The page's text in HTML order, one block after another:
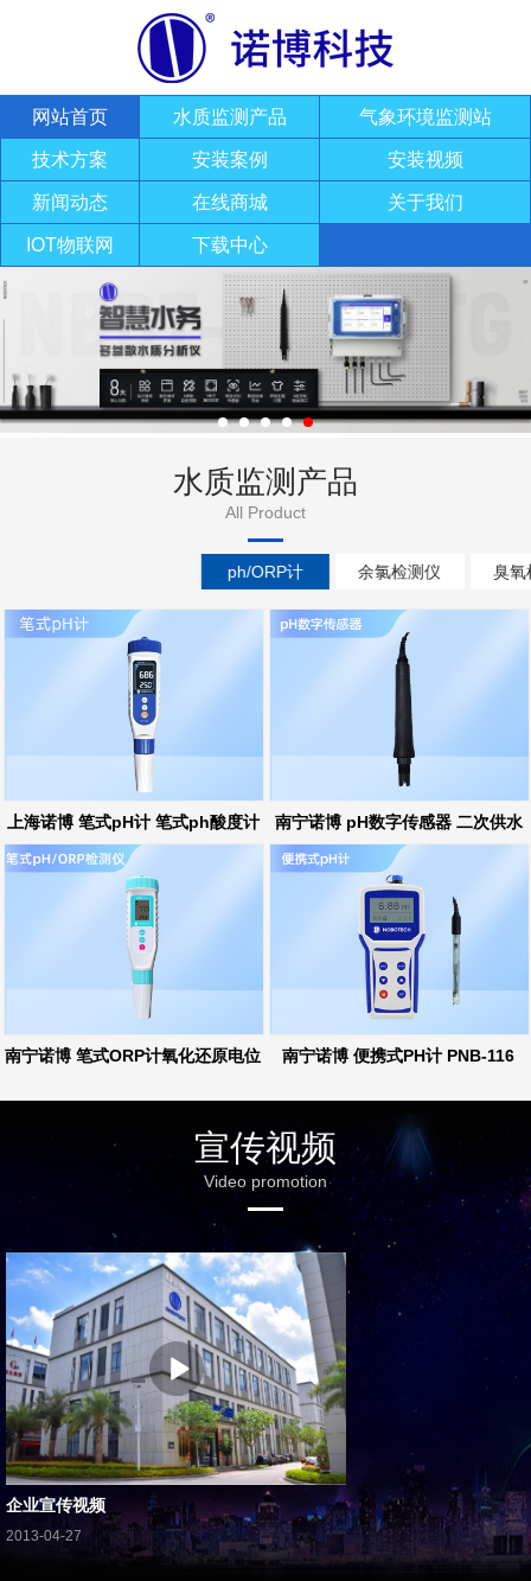
网站首页 水质监测产品 气象环境监测站
技术方案 安装案例 安装视频
新闻动态 在线商城 关于我们
IOT物联网 下载中心
水质监测产品
All Product
ph/ORP计 余氯检测仪 臭氧
上海诺博 笔式pH计 笔式ph酸度计 南宁诺博 pH数字传感器 二次供水
ph在线监测
南宁诺博 笔式ORP计氧化还原电位 南宁诺博 便携式PH计 PNB-116
宣传视频
Video promotion
企业宣传视频
2013-04-27